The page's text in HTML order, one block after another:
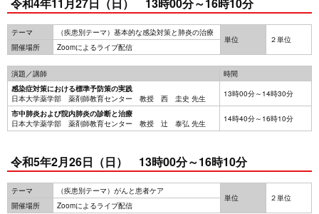
テーマ （疾患別テーマ）基本的な感染対策と肺炎の治療
単位 ２単位
開催場所 Zoomによるライブ配信
演題／講師
時間
感染症対策における標準予防策の実践
日本大学薬学部 薬剤師教育センター 教授 西 圭史 先生
13時00分～14時30分
市中肺炎および院内肺炎の診断と治療
日本大学薬学部 薬剤師教育センター 教授 辻 泰弘 先生
14時40分～16時10分
令和5年2月26日（日） 13時00分～16時10分
テーマ （疾患別テーマ）がんと患者ケア
単位 ２単位
開催場所 Zoomによるライブ配信